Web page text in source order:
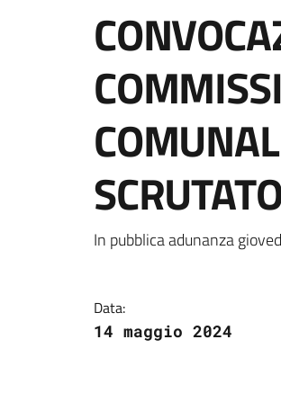
Dettagli
In pubblica adunanza
Data:
14 maggio 2024